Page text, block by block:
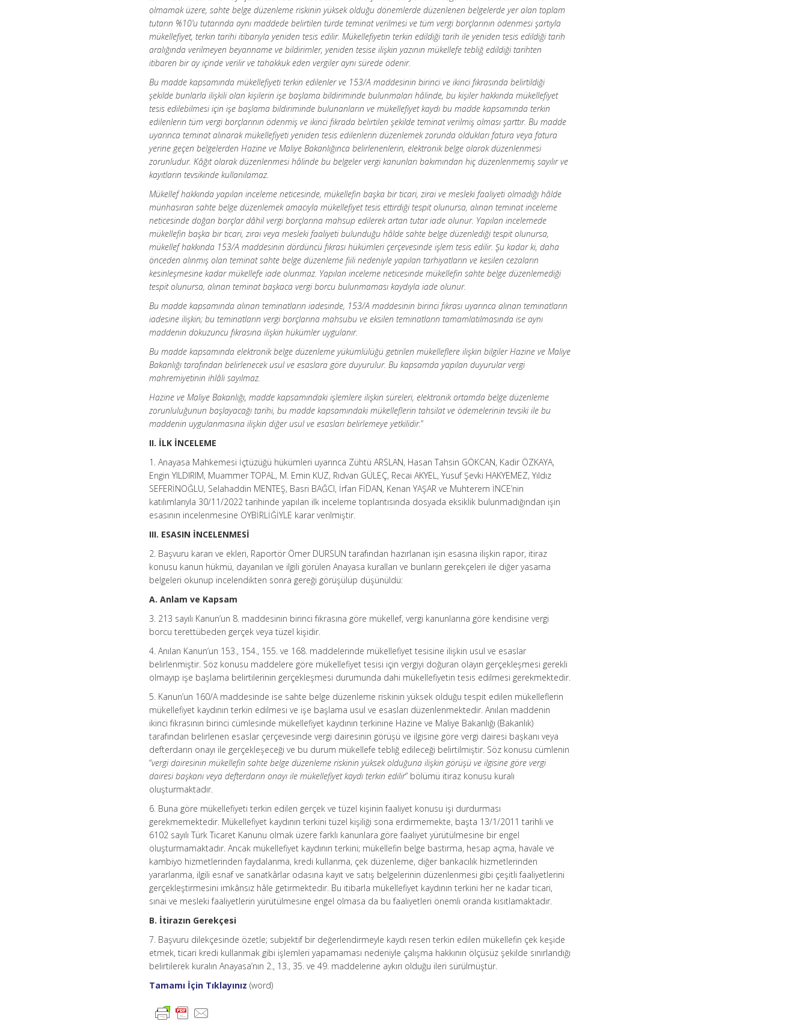
olmamak üzere, sahte belge düzenleme riskinin yüksek olduğu dönemlerde düzenlenen belgelerde yer alan toplam
tutarın %10’u tutarında aynı maddede belirtilen türde teminat verilmesi ve tüm vergi borçlarının ödenmesi şartıyla
mükellefiyet, terkin tarihi itibarıyla yeniden tesis edilir. Mükellefiyetin terkin edildiği tarih ile yeniden tesis edildiği tarih
aralığında verilmeyen beyanname ve bildirimler, yeniden tesise ilişkin yazının mükellefe tebliğ edildiği tarihten
itibaren bir ay içinde verilir ve tahakkuk eden vergiler aynı sürede ödenir.
Bu madde kapsamında mükellefiyeti terkin edilenler ve 153/A maddesinin birinci ve ikinci fıkrasında belirtildiği
şekilde bunlarla ilişkili olan kişilerin işe başlama bildiriminde bulunmaları hâlinde, bu kişiler hakkında mükellefiyet
tesis edilebilmesi için işe başlama bildiriminde bulunanların ve mükellefiyet kaydı bu madde kapsamında terkin
edilenlerin tüm vergi borçlarının ödenmiş ve ikinci fıkrada belirtilen şekilde teminat verilmiş olması şarttır. Bu madde
uyarınca teminat alınarak mükellefiyeti yeniden tesis edilenlerin düzenlemek zorunda oldukları fatura veya fatura
yerine geçen belgelerden Hazine ve Maliye Bakanlığınca belirlenenlerin, elektronik belge olarak düzenlenmesi
zorunludur. Kâğıt olarak düzenlenmesi hâlinde bu belgeler vergi kanunları bakımından hiç düzenlenmemiş sayılır ve
kayıtların tevsikinde kullanılamaz.
Mükellef hakkında yapılan inceleme neticesinde, mükellefin başka bir ticari, zirai ve mesleki faaliyeti olmadığı hâlde
münhasıran sahte belge düzenlemek amacıyla mükellefiyet tesis ettirdiği tespit olunursa, alınan teminat inceleme
neticesinde doğan borçlar dâhil vergi borçlarına mahsup edilerek artan tutar iade olunur. Yapılan incelemede
mükellefin başka bir ticari, zirai veya mesleki faaliyeti bulunduğu hâlde sahte belge düzenlediği tespit olunursa,
mükellef hakkında 153/A maddesinin dördüncü fıkrası hükümleri çerçevesinde işlem tesis edilir. Şu kadar ki, daha
önceden alınmış olan teminat sahte belge düzenleme fiili nedeniyle yapılan tarhiyatların ve kesilen cezaların
kesinleşmesine kadar mükellefe iade olunmaz. Yapılan inceleme neticesinde mükellefin sahte belge düzenlemediği
tespit olunursa, alınan teminat başkaca vergi borcu bulunmaması kaydıyla iade olunur.
Bu madde kapsamında alınan teminatların iadesinde, 153/A maddesinin birinci fıkrası uyarınca alınan teminatların
iadesine ilişkin; bu teminatların vergi borçlarına mahsubu ve eksilen teminatların tamamlatılmasında ise aynı
maddenin dokuzuncu fıkrasına ilişkin hükümler uygulanır.
Bu madde kapsamında elektronik belge düzenleme yükümlülüğü getirilen mükelleflere ilişkin bilgiler Hazine ve Maliye
Bakanlığı tarafından belirlenecek usul ve esaslara göre duyurulur. Bu kapsamda yapılan duyurular vergi
mahremiyetinin ihlâli sayılmaz.
Hazine ve Maliye Bakanlığı, madde kapsamındaki işlemlere ilişkin süreleri, elektronik ortamda belge düzenleme
zorunluluğunun başlayacağı tarihi, bu madde kapsamındaki mükelleflerin tahsilat ve ödemelerinin tevsiki ile bu
maddenin uygulanmasına ilişkin diğer usul ve esasları belirlemeye yetkilidir.”
II. İLK İNCELEME
1. Anayasa Mahkemesi İçtüzüğü hükümleri uyarınca Zühtü ARSLAN, Hasan Tahsin GÖKCAN, Kadir ÖZKAYA,
Engin YILDIRIM, Muammer TOPAL, M. Emin KUZ, Rıdvan GÜLEÇ, Recai AKYEL, Yusuf Şevki HAKYEMEZ, Yıldız
SEFERİNOĞLU, Selahaddin MENTEŞ, Basri BAĞCI, İrfan FİDAN, Kenan YAŞAR ve Muhterem İNCE’nin
katılımlarıyla 30/11/2022 tarihinde yapılan ilk inceleme toplantısında dosyada eksiklik bulunmadığından işin
esasının incelenmesine OYBİRLİĞİYLE karar verilmiştir.
III. ESASIN İNCELENMESİ
2. Başvuru kararı ve ekleri, Raportör Ömer DURSUN tarafından hazırlanan işin esasına ilişkin rapor, itiraz
konusu kanun hükmü, dayanılan ve ilgili görülen Anayasa kuralları ve bunların gerekçeleri ile diğer yasama
belgeleri okunup incelendikten sonra gereği görüşülüp düşünüldü:
A. Anlam ve Kapsam
3. 213 sayılı Kanun’un 8. maddesinin birinci fıkrasına göre mükellef, vergi kanunlarına göre kendisine vergi
borcu terettübeden gerçek veya tüzel kişidir.
4. Anılan Kanun’un 153., 154., 155. ve 168. maddelerinde mükellefiyet tesisine ilişkin usul ve esaslar
belirlenmiştir. Söz konusu maddelere göre mükellefiyet tesisi için vergiyi doğuran olayın gerçekleşmesi gerekli
olmayıp işe başlama belirtilerinin gerçekleşmesi durumunda dahi mükellefiyetin tesis edilmesi gerekmektedir.
5. Kanun’un 160/A maddesinde ise sahte belge düzenleme riskinin yüksek olduğu tespit edilen mükelleflerin
mükellefiyet kaydının terkin edilmesi ve işe başlama usul ve esasları düzenlenmektedir. Anılan maddenin
ikinci fıkrasının birinci cümlesinde mükellefiyet kaydının terkinine Hazine ve Maliye Bakanlığı (Bakanlık)
tarafından belirlenen esaslar çerçevesinde vergi dairesinin görüşü ve ilgisine göre vergi dairesi başkanı veya
defterdarın onayı ile gerçekleşeceği ve bu durum mükellefe tebliğ edileceği belirtilmiştir. Söz konusu cümlenin
“vergi dairesinin mükellefin sahte belge düzenleme riskinin yüksek olduğuna ilişkin görüşü ve ilgisine göre vergi
dairesi başkanı veya defterdarın onayı ile mükellefiyet kaydı terkin edilir” bölümü itiraz konusu kuralı
oluşturmaktadır.
6. Buna göre mükellefiyeti terkin edilen gerçek ve tüzel kişinin faaliyet konusu işi durdurması
gerekmemektedir. Mükellefiyet kaydının terkini tüzel kişiliği sona erdirmemekte, başta 13/1/2011 tarihli ve
6102 sayılı Türk Ticaret Kanunu olmak üzere farklı kanunlara göre faaliyet yürütülmesine bir engel
oluşturmamaktadır. Ancak mükellefiyet kaydının terkini; mükellefin belge bastırma, hesap açma, havale ve
kambiyo hizmetlerinden faydalanma, kredi kullanma, çek düzenleme, diğer bankacılık hizmetlerinden
yararlanma, ilgili esnaf ve sanatkârlar odasına kayıt ve satış belgelerinin düzenlenmesi gibi çeşitli faaliyetlerini
gerçekleştirmesini imkânsız hâle getirmektedir. Bu itibarla mükellefiyet kaydının terkini her ne kadar ticari,
sınai ve mesleki faaliyetlerin yürütülmesine engel olmasa da bu faaliyetleri önemli oranda kısıtlamaktadır.
B. İtirazın Gerekçesi
7. Başvuru dilekçesinde özetle; subjektif bir değerlendirmeyle kaydı resen terkin edilen mükellefin çek keşide
etmek, ticari kredi kullanmak gibi işlemleri yapamaması nedeniyle çalışma hakkının ölçüsüz şekilde sınırlandığı
belirtilerek kuralın Anayasa’nın 2., 13., 35. ve 49. maddelerine aykırı olduğu ileri sürülmüştür.
Tamamı İçin Tıklayınız (word)